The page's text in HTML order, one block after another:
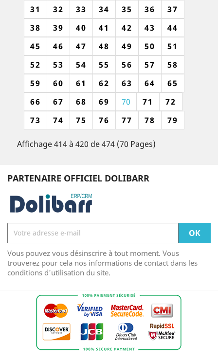
31
32 33 34 35 36
37
38
39 40 41 42 43
44
45
46 47 48 49 50
51
52
53 54 55 56 57
58
59
60 61 62 63 64
65
66
67 68 69 70 71
72
73
74 75 76 77 78 79
Affichage 414 à 420 de 474 (70 Pages)
PARTENAIRE OFFICIEL DOLIBARR
Vous pouvez vous désinscrire à tout moment. Vous
trouverez pour cela nos informations de contact dans les
conditions d'utilisation du site.